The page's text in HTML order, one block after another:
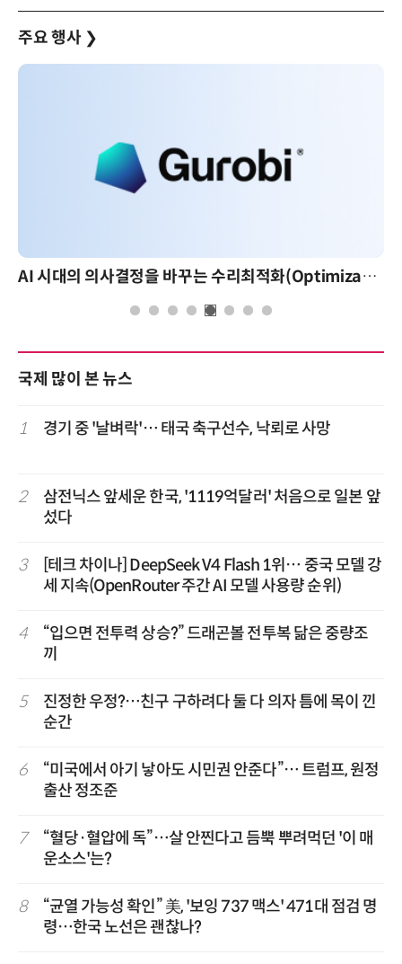
주요 행사 ❯
AI 시대의 의사결정을 바꾸는 수리최적화(Optimization): 실제 산업 적용 사례와 활용 전략
국제 많이 본 뉴스
1 경기 중 '날벼락'… 태국 축구선수, 낙뢰로 사망
2
삼전닉스 앞세운 한국, '1119억달러' 처음으로 일본 앞
섰다
3
[테크 차이나] DeepSeek V4 Flash 1위… 중국 모델 강
세 지속(OpenRouter 주간 AI 모델 사용량 순위)
4
“입으면 전투력 상승?” 드래곤볼 전투복 닮은 중량조
끼
5
진정한 우정?…친구 구하려다 둘 다 의자 틈에 목이 낀
순간
6
“미국에서 아기 낳아도 시민권 안준다”… 트럼프, 원정
출산 정조준
7
“혈당·혈압에 독”…살 안찐다고 듬뿍 뿌려먹던 '이 매
운소스'는?
8
“균열 가능성 확인” 美, '보잉 737 맥스' 471대 점검 명
령…한국 노선은 괜찮나?